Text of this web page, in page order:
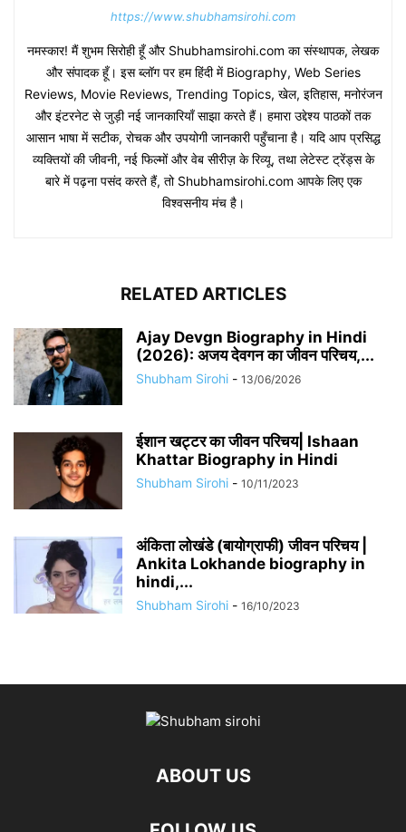
https://www.shubhamsirohi.com
नमस्कार! मैं शुभम सिरोही हूँ और Shubhamsirohi.com का संस्थापक, लेखक
और संपादक हूँ। इस ब्लॉग पर हम हिंदी में Biography, Web Series
Reviews, Movie Reviews, Trending Topics, खेल, इतिहास, मनोरंजन
और इंटरनेट से जुड़ी नई जानकारियाँ साझा करते हैं। हमारा उद्देश्य पाठकों तक
आसान भाषा में सटीक, रोचक और उपयोगी जानकारी पहुँचाना है। यदि आप प्रसिद्ध
व्यक्तियों की जीवनी, नई फिल्मों और वेब सीरीज़ के रिव्यू, तथा लेटेस्ट ट्रेंड्स के
बारे में पढ़ना पसंद करते हैं, तो Shubhamsirohi.com आपके लिए एक
विश्वसनीय मंच है।
RELATED ARTICLES
Ajay Devgn Biography in Hindi
(2026): अजय देवगन का जीवन परिचय,...
Shubham Sirohi - 13/06/2026
​​ईशान खट्टर का जीवन परिचय| Ishaan
Khattar Biography in Hindi
Shubham Sirohi - 10/11/2023
अंकिता लोखंडे (बायोग्राफी) जीवन परिचय |
Ankita Lokhande biography in
hindi,...
Shubham Sirohi - 16/10/2023
ABOUT US